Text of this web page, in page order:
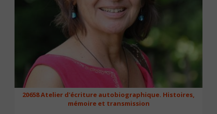
20658 Atelier d'écriture autobiographique. Histoires,
mémoire et transmission